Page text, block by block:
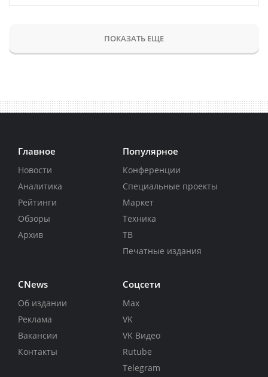
ПОКАЗАТЬ ЕЩЕ
Главное
Новости
Аналитика
Рейтинги
Обзоры
Архив
Популярное
Конференции
Специальные проекты
Маркет
Техника
ТВ
Печатные издания
CNews
Об издании
Реклама
Вакансии
Контакты
Соцсети
Max
VK
VK Видео
Rutube
Telegram